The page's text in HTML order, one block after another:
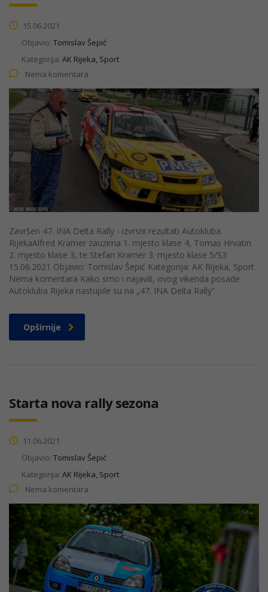
15.06.2021
Objavio: Tomislav Šepić
Kategorija: AK Rijeka, Sport
Nema komentara
Završen 47. INA Delta Rally - izvrsni rezultati Autokluba
RijekaAlfred Kramer zauzima 1. mjesto klase 4, Tomas Hrvatin
2. mjesto klase 3, te Stefan Kramer 3. mjesto klase 5/S3
15.06.2021 Objavio: Tomislav Šepić Kategorija: AK Rijeka, Sport
Nema komentara Kako smo i najavili, ovog vikenda posade
Autokluba Rijeka nastupile su na „47. INA Delta Rally“
Opširnije
Starta nova rally sezona
11.06.2021
Objavio: Tomislav Šepić
Kategorija: AK Rijeka, Sport
Nema komentara